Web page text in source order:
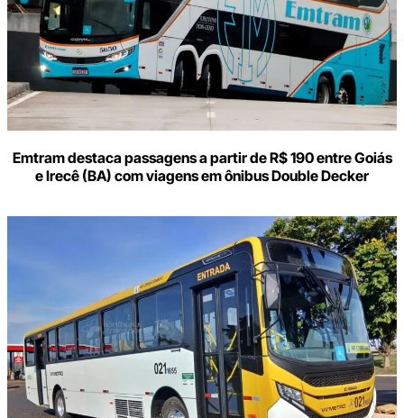
Emtram destaca passagens a partir de R$ 190 entre Goiás
e Irecê (BA) com viagens em ônibus Double Decker